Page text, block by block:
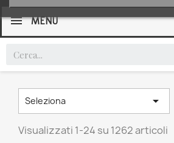
MENU
Seleziona 
Visualizzati 1-24 su 1262 articoli